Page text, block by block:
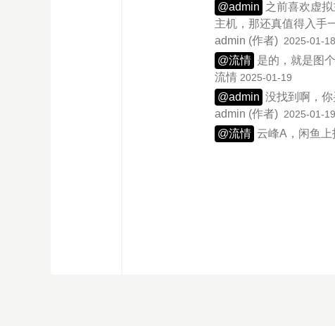
@admin 之前喜欢虚
主机，那还真值得入手
admin (作者) 2025-01-18
@流情 是的，就是图
流情 2025-01-19
@admin 没找到啊，
admin (作者) 2025-01-19
@流情 云峰A，闲鱼